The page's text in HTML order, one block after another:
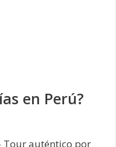
en Perú?
Tour auténtico por